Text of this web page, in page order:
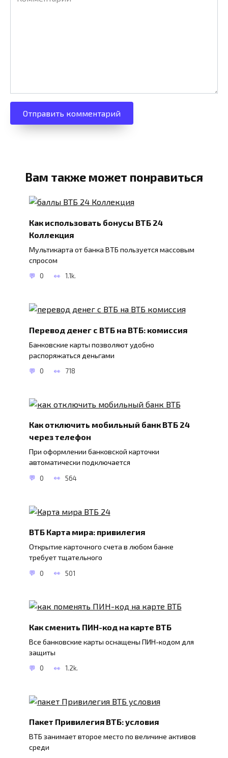
Вам также может понравиться
Как использовать бонусы ВТБ 24
Коллекция
Мультикарта от банка ВТБ пользуется массовым
спросом
0 1.1k.
Перевод денег с ВТБ на ВТБ: комиссия
Банковские карты позволяют удобно
распоряжаться деньгами
0 718
Как отключить мобильный банк ВТБ 24
через телефон
При оформлении банковской карточки
автоматически подключается
0 564
ВТБ Карта мира: привилегия
Открытие карточного счета в любом банке
требует тщательного
0 501
Как сменить ПИН-код на карте ВТБ
Все банковские карты оснащены ПИН-кодом для
защиты
0 1.2k.
Пакет Привилегия ВТБ: условия
ВТБ занимает второе место по величине активов
среди